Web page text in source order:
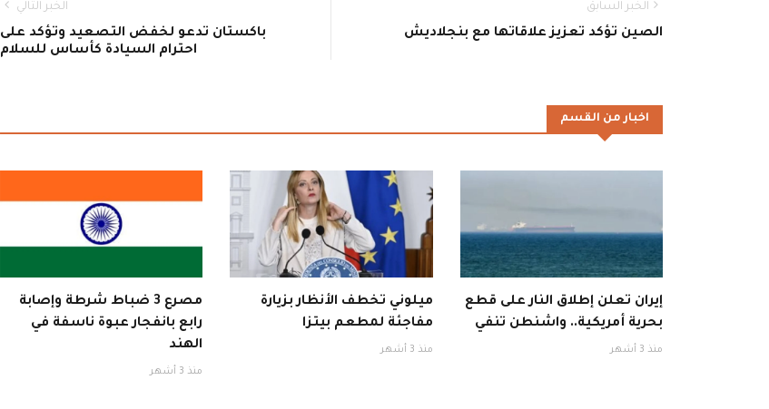
الخبر السابق
الصين تؤكد تعزيز علاقاتها مع بنجلاديش
الخبر التالي
باكستان تدعو لخفض التصعيد وتؤكد على
احترام السيادة كأساس للسلام
اخبار من القسم
إيران تعلن إطلاق النار على قطع
بحرية أمريكية.. واشنطن تنفي
منذ 3 أشهر
ميلوني تخطف الأنظار بزيارة
مفاجئة لمطعم بيتزا
منذ 3 أشهر
مصرع 3 ضباط شرطة وإصابة
رابع بانفجار عبوة ناسفة في
الهند
منذ 3 أشهر